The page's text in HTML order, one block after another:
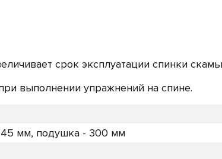
срок эксплуатации спинки
выполнении упражнений на спине.
мм, подушка - 300 мм